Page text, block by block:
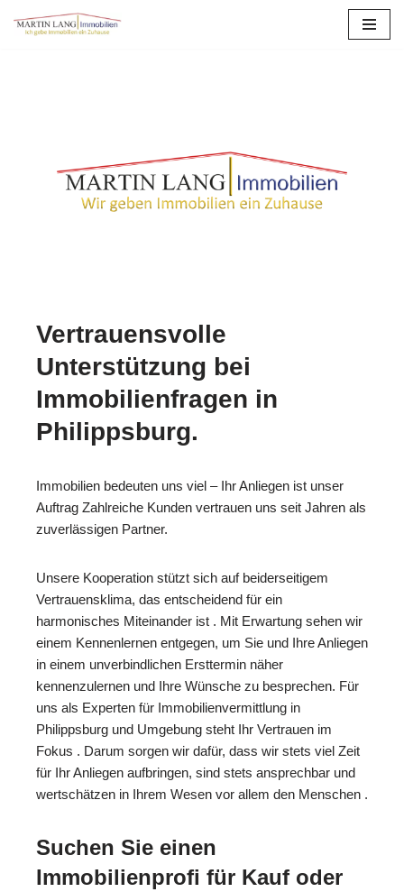
Vertrauensvolle
Unterstützung bei
Immobilienfragen in
Philippsburg.
Immobilien bedeuten uns viel – Ihr Anliegen ist unser
Auftrag Zahlreiche Kunden vertrauen uns seit Jahren als
zuverlässigen Partner.
Unsere Kooperation stützt sich auf beiderseitigem
Vertrauensklima, das entscheidend für ein
harmonisches Miteinander ist . Mit Erwartung sehen wir
einem Kennenlernen entgegen, um Sie und Ihre Anliegen
in einem unverbindlichen Ersttermin näher
kennenzulernen und Ihre Wünsche zu besprechen. Für
uns als Experten für Immobilienvermittlung in
Philippsburg und Umgebung steht Ihr Vertrauen im
Fokus . Darum sorgen wir dafür, dass wir stets viel Zeit
für Ihr Anliegen aufbringen, sind stets ansprechbar und
wertschätzen in Ihrem Wesen vor allem den Menschen .
Suchen Sie einen
Immobilienprofi für Kauf oder